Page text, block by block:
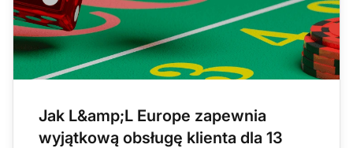
Jak L&amp;L Europe zapewnia
wyjątkową obsługę klienta dla 13